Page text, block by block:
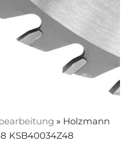
» Holzmann
KSB40034Z48